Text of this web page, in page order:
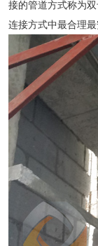
接的管道方式称为
连接方式中最合理最